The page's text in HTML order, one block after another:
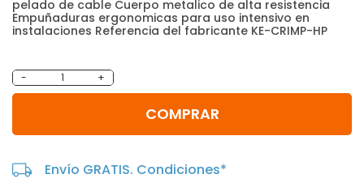
pelado de cable Cuerpo metalico de alta resistencia
Empuñaduras ergonomicas para uso intensivo en
instalaciones Referencia del fabricante KE-CRIMP-HP
- +
COMPRAR
Envío GRATIS. Condiciones*